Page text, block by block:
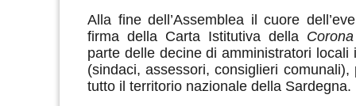
Alla fine dell’Assemblea il cuore
firma della Carta Istitutiva della
parte delle decine di amministratori locali
(sindaci, assessori, consiglieri comunali),
tutto il territorio nazionale della Sardegna.